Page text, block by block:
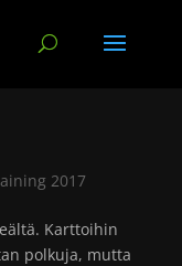
2017
Karttoihin
polkuja, mutta